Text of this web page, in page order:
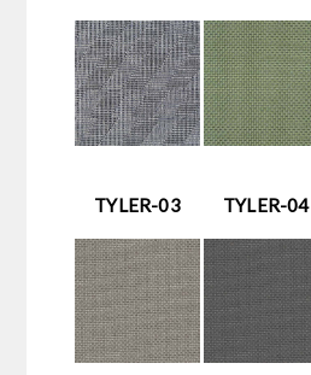
TYLER-03 TYLER-04